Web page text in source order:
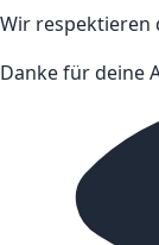
Wir respektieren
Danke für deine